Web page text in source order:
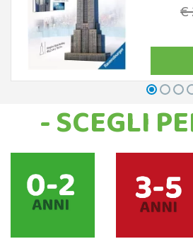
€
- SCEGLI